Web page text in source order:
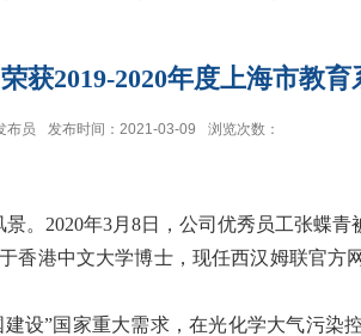
获2019-2020年度上海市教
布员 发布时间：2021-03-09 浏览次数：
。 2020年3月 8日，公司优秀员工张蝶青
香港中文大学博士，现任西汉姆联官
设”国家重大需求，在光化学大气污染